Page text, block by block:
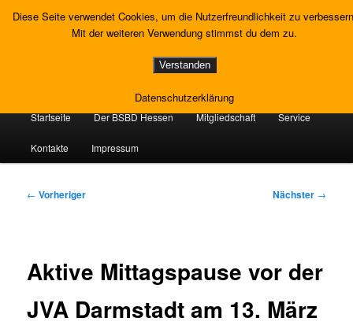
primären
Landesverband Hessen
HauptmenüStartseite Der BSBD Hessen Mitgliedschaft Service
Kontakte Impressum
Beitragsnavigation
← Vorheriger Nächster →
Aktive Mittagspause vor der
JVA Darmstadt am 13. März
Diese Seite verwendet Cookies, um die Nutzerfreundlichkeit zu
Mit der weiteren Verwendung stimmst du dem zu.
Verstanden
Datenschutzerklärung